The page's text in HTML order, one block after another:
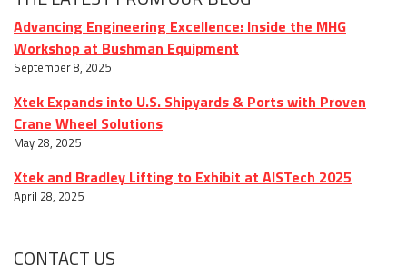
Advancing Engineering Excellence: Inside the MHG
Workshop at Bushman Equipment
September 8, 2025
Xtek Expands into U.S. Shipyards & Ports with Proven
Crane Wheel Solutions
May 28, 2025
Xtek and Bradley Lifting to Exhibit at AISTech 2025
April 28, 2025
CONTACT US